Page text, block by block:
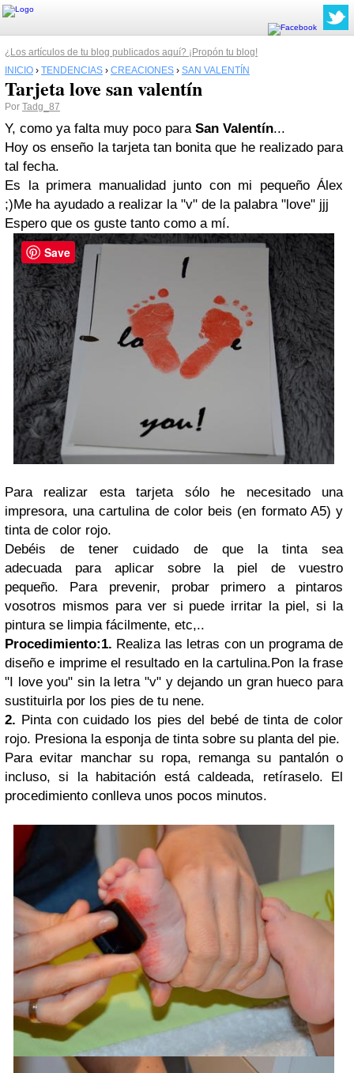
¿Los artículos de tu blog publicados aquí? ¡Propón tu blog!
INICIO › TENDENCIAS › CREACIONES › SAN VALENTÍN
Tarjeta love san valentín
Por Tadg_87
Y, como ya falta muy poco para San Valentín...
Hoy os enseño la tarjeta tan bonita que he realizado para
tal fecha.
Es la primera manualidad junto con mi pequeño Álex
;)Me ha ayudado a realizar la "v" de la palabra "love" jjj
Espero que os guste tanto como a mí.
Para realizar esta tarjeta sólo he necesitado una
impresora, una cartulina de color beis (en formato A5) y
tinta de color rojo.
Debéis de tener cuidado de que la tinta sea
adecuada para aplicar sobre la piel de vuestro
pequeño. Para prevenir, probar primero a pintaros
vosotros mismos para ver si puede irritar la piel, si la
pintura se limpia fácilmente, etc,..
Procedimiento:1. Realiza las letras con un programa de
diseño e imprime el resultado en la cartulina.Pon la frase
"I love you" sin la letra "v" y dejando un gran hueco para
sustituirla por los pies de tu nene.
2. Pinta con cuidado los pies del bebé de tinta de color
rojo. Presiona la esponja de tinta sobre su planta del pie.
Para evitar manchar su ropa, remanga su pantalón o
incluso, si la habitación está caldeada, retíraselo. El
procedimiento conlleva unos pocos minutos.
Save